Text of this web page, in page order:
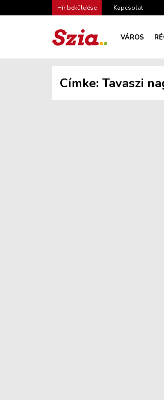
Hír beküldése Kapcsolat
VÁROS
Címke: Tavaszi